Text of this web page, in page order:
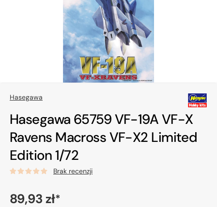
Otwórz
media
1
w
widoku
galerii
Hasegawa
Hasegawa 65759 VF-19A VF-X
Ravens Macross VF-X2 Limited
Edition 1/72
Brak recenzji
Cena
89,93 zł*